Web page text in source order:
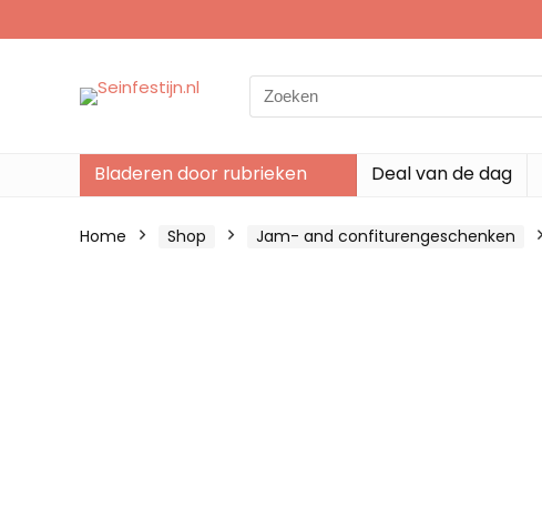
Search
for:
Bladeren door rubrieken Deal van de dag
Home Shop Jam- and confiturengeschenken